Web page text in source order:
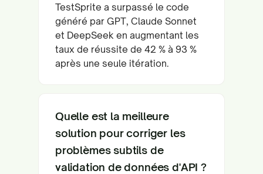
TestSprite a surpassé le code
généré par GPT, Claude Sonnet
et DeepSeek en augmentant les
taux de réussite de 42 % à 93 %
après une seule itération.
Quelle est la meilleure
solution pour corriger les
problèmes subtils de
validation de données d'API ?